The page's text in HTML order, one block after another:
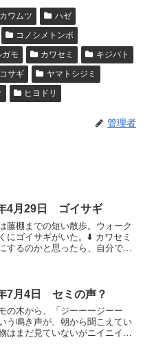
カワムツ
ハゼ
コノシメトンボ
ガモ カワセミ
キジバト
コサギ
ヤマトシジミ
ヒヨドリ
管理者
4月29日 ゴイサギ
藤棚までの短い散歩。ウォーク
にゴイサギがいた。⬇️ カワセミ
するのかと思ったら、自分で食
7月4日 セミの声？
の木から、「ジーーージーー
う鳴き声が、朝から聞こえてい
はまだ見ていないがニイニイゼ